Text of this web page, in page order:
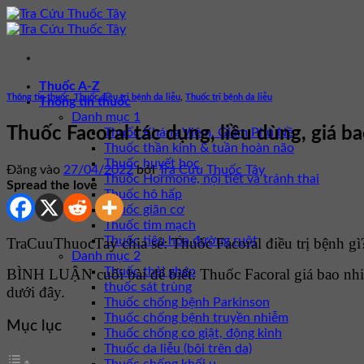
Bỏ
qua
dung
Thuốc A-Z
Thông tin thuốc
Danh mục 1
Thuốc Kháng Viêm, Giảm Phù Nề
Thuốc thần kinh & tuần hoàn não
Thuốc huyết học
Thuốc Hormone, nội tiết và tránh thai
Thuốc hô hấp
Thuốc giãn cơ
Thuốc tim mạch
Thuốc tiêu hóa đường ruột
Danh mục 2
Thuốc thải ghép
thuốc sát trùng
Thuốc chống bệnh Parkinson
Thuốc chống bệnh truyền nhiễm
Thuốc chống co giật, động kinh
Thuốc da liễu (bôi trên da)
Thông tin thuốc Thuốc điều trị bệnh da liễu Thuốc trị bệnh da liễu
Thuốc Facoral tác dụng, liều dùng, giá
Đăng vào 27/04/2022 bởiTra Cứu Thuốc Tây
Spread the love
TraCuuThuocTay chia sẻ: Thuốc Facoral điều trị bệnh
BÌNH LUẬN cuối bài để biết: Thuốc Facoral giá bao
dưới đây.
Mục lục